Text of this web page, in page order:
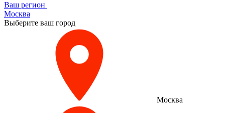
Ваш регион
Москва
Выберите ваш город
Москва